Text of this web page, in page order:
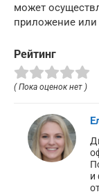
может
приложение
Рейтинг
( Пока оценок нет )
и